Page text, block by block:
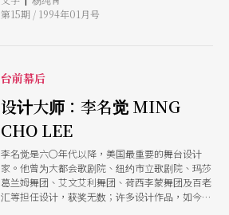
楼，「当」地一声，大师出了电梯门，从彼端走
曹永坤先生观赏翌晨的彩排。现在，就让我们来亲
睹小泽征尔的「近距离特写」──
第15期 / 1994年01月号
台前幕后
设计大师：李名觉 MING
CHO LEE
李名觉是六〇年代以降，美国最重要的舞台设计
家。他曾为大都会歌剧院、纽约市立歌剧院、玛莎
葛兰姆舞团、艾文艾利舞团、荷西李蒙舞团及百老
汇等担任设计，获奖无数；许多设计作品，如今已